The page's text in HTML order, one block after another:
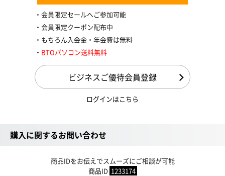
会員限定セールへご参加可能
会員限定クーポン配布中
もちろん入会金・年会費は無料
BTOパソコン送料無料
ビジネスご優待会員登録
ログインはこちら
購入に関するお問い合わせ
商品IDをお伝えでスムーズにご相談が可能
商品ID 1233174